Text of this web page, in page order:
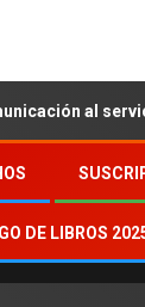
al servicio
DE LIBROS